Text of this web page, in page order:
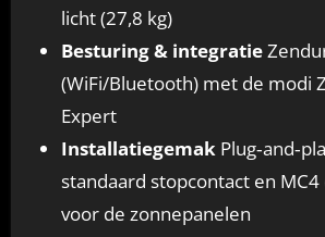
licht (27,8 kg)
Besturing & integratie
(WiFi/Bluetooth) met de modi
Expert
Installatiegemak
standaard stopcontact en
voor de zonnepanelen